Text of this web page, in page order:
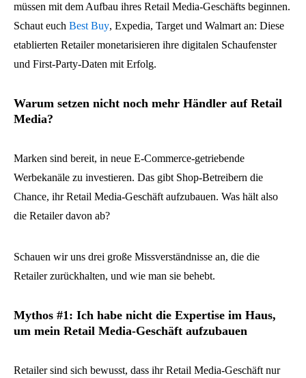
müssen mit dem Aufbau ihres Retail Media-Geschäfts beginnen.
Schaut euch Best Buy, Expedia, Target und Walmart an: Diese
etablierten Retailer monetarisieren ihre digitalen Schaufenster
und First-Party-Daten mit Erfolg.
Warum setzen nicht noch mehr Händler auf Retail
Media?
Marken sind bereit, in neue E-Commerce-getriebende
Werbekanäle zu investieren. Das gibt Shop-Betreibern die
Chance, ihr Retail Media-Geschäft aufzubauen. Was hält also
die Retailer davon ab?
Schauen wir uns drei große Missverständnisse an, die die
Retailer zurückhalten, und wie man sie behebt.
Mythos #1: Ich habe nicht die Expertise im Haus,
um mein Retail Media-Geschäft aufzubauen
Retailer sind sich bewusst, dass ihr Retail Media-Geschäft nur